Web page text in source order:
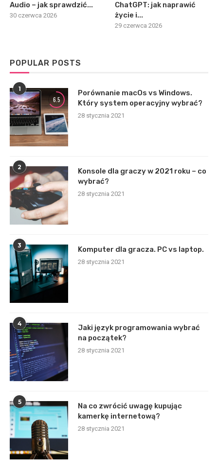
Audio – jak sprawdzić...
30 czerwca 2026
ChatGPT: jak naprawić
życie i...
29 czerwca 2026
POPULAR POSTS
1
6.5
Porównanie macOs vs Windows.
Który system operacyjny wybrać?
28 stycznia 2021
2
Konsole dla graczy w 2021 roku – co
wybrać?
28 stycznia 2021
3
Komputer dla gracza. PC vs laptop.
28 stycznia 2021
4
Jaki język programowania wybrać
na początek?
28 stycznia 2021
5
Na co zwrócić uwagę kupując
kamerkę internetową?
28 stycznia 2021